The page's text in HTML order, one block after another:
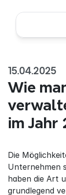
15.04.2025
Wie
im Jahr
Die
Unternehmen
haben die Art
grundlegend